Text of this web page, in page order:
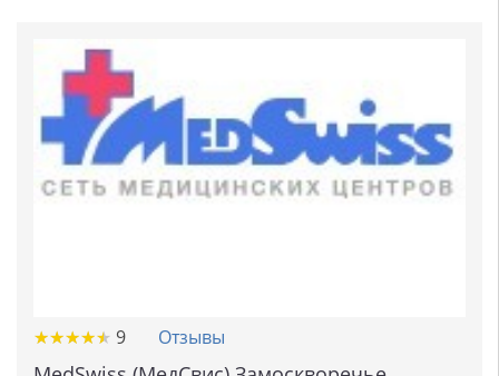
★★★★★
★★★★★ 9 Отзывы